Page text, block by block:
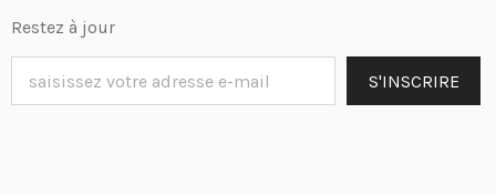
Restez à jour